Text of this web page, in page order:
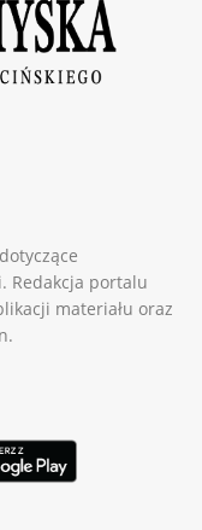
Redakcja portalu
materiału oraz